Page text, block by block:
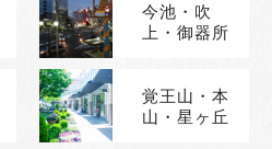
今池・吹
上・御器所
覚王山・本
山・星ヶ丘